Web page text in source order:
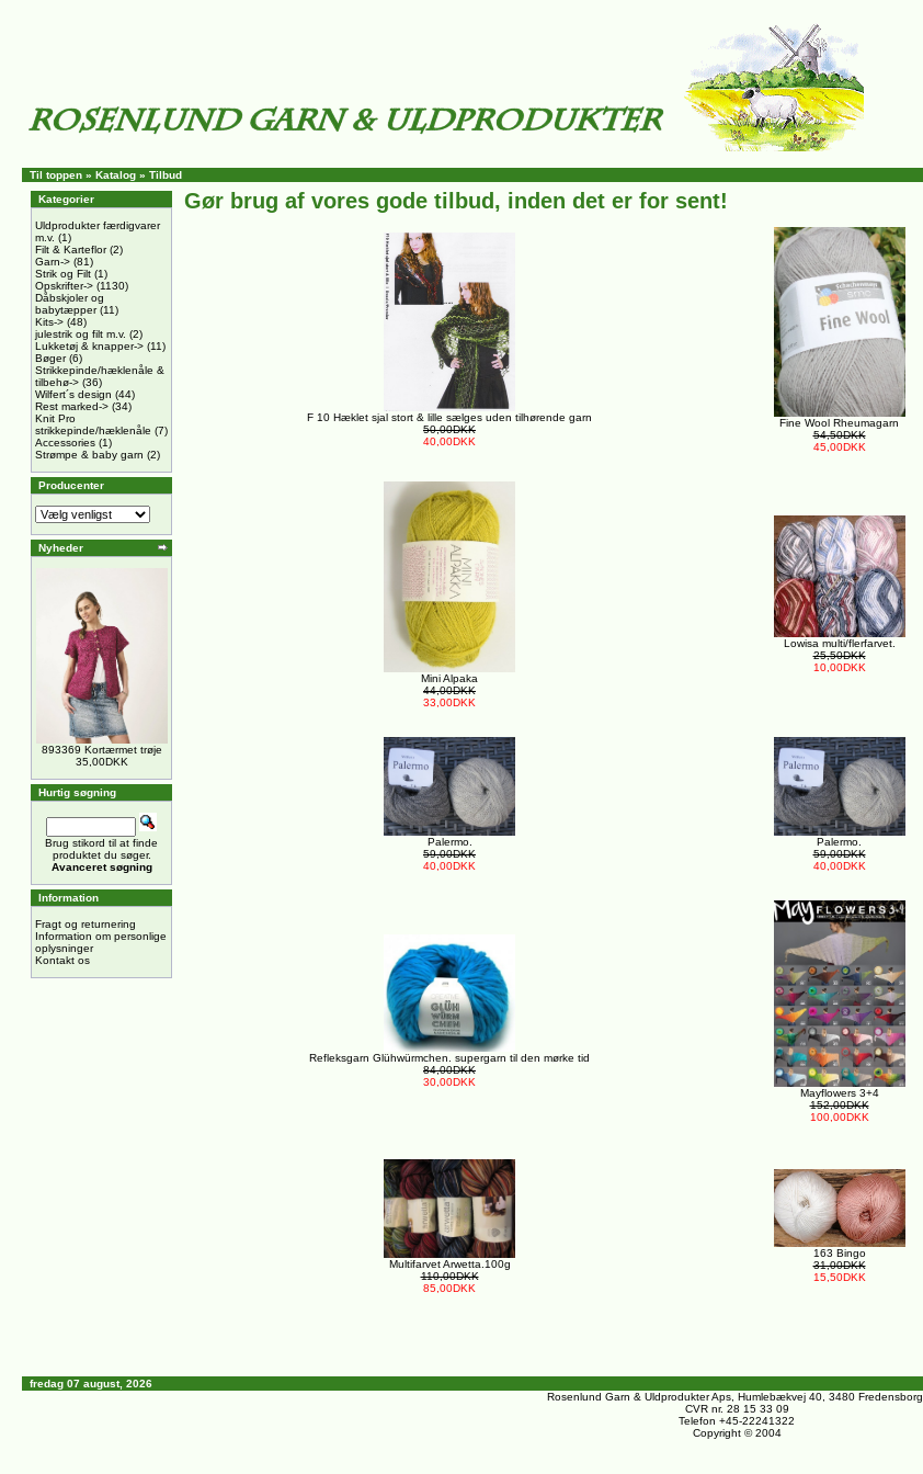
Til toppen » Katalog » Tilbud
Kategorier
Uldprodukter færdigvarer
m.v. (1)
Filt & Karteflor(2)
Garn-> (81)
Strik og Filt (1)
Opskrifter-> (1130)
Dåbskjoler og
babytæpper(11)
Kits-> (48)
julestrik og filt m.v. (2)
Lukketøj & knapper-> (11)
Bøger(6)
Strikkepinde/hæklenåle &
tilbehø-> (36)
Wilfert´s design (44)
Rest marked-> (34)
Knit Pro
strikkepinde/hæklenåle (7)
Accessories (1)
Strømpe & baby garn (2)
Producenter
Nyheder
893369 Kortærmet trøje
35,00DKK
Hurtig søgning
Brug stikord til at finde
produktet du søger.
Avanceret søgning
Information
Fragt og returnering
Information om personlige
oplysninger
Kontakt os
Gør brug af vores gode tilbud, inden det er for sent!
F 10 Hæklet sjal stort & lille sælges uden tilhørende garn
50,00DKK
40,00DKK
Fine Wool Rheumagarn
54,50DKK
45,00DKK
Mini Alpaka
44,00DKK
33,00DKK
Lowisa multi/flerfarvet.
25,50DKK
10,00DKK
Palermo.
59,00DKK
40,00DKK
Palermo.
59,00DKK
40,00DKK
Refleksgarn Glühwürmchen. supergarn til den mørke tid
84,00DKK
30,00DKK
Mayflowers 3+4
152,00DKK
100,00DKK
Multifarvet Arwetta.100g
110,00DKK
85,00DKK
163 Bingo
31,00DKK
15,50DKK
fredag 07 august, 2026
Rosenlund Garn & Uldprodukter Aps, Humlebækvej 40, 3480 Fredensborg.
CVR nr. 28 15 33 09
Telefon +45-22241322
Copyright © 2004